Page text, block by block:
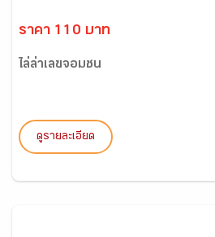
ราคา 110 บาท
ไล่ล่าเลขจอมซน
ดูรายละเอียด